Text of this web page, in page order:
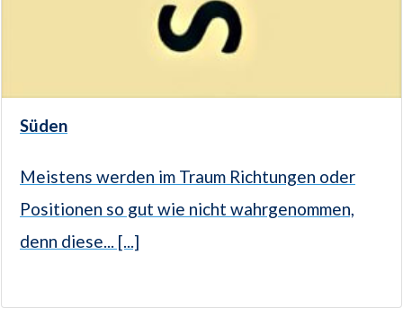
Süden
Meistens werden im Traum Richtungen oder
Positionen so gut wie nicht wahrgenommen,
denn diese... [...]